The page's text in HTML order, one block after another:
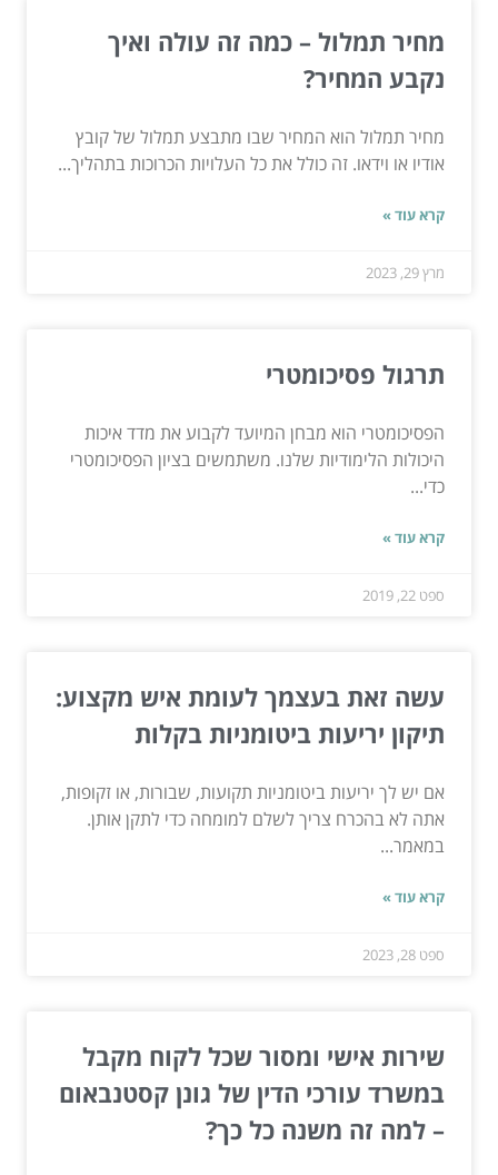
מחיר תמלול – כמה זה עולה ואיך
נקבע המחיר?
מחיר תמלול הוא המחיר שבו מתבצע תמלול של קובץ
אודיו או וידאו. זה כולל את כל העלויות הכרוכות בתהליך...
קרא עוד »
מרץ 29, 2023
תרגול פסיכומטרי
הפסיכומטרי הוא מבחן המיועד לקבוע את מדד איכות
היכולות הלימודיות שלנו. משתמשים בציון הפסיכומטרי
כדי...
קרא עוד »
ספט 22, 2019
עשה זאת בעצמך לעומת איש מקצוע:
תיקון יריעות ביטומניות בקלות
אם יש לך יריעות ביטומניות תקועות, שבורות, או זקופות,
אתה לא בהכרח צריך לשלם למומחה כדי לתקן אותן.
במאמר...
קרא עוד »
ספט 28, 2023
שירות אישי ומסור שכל לקוח מקבל
במשרד עורכי הדין של גונן קסטנבאום
– למה זה משנה כל כך?